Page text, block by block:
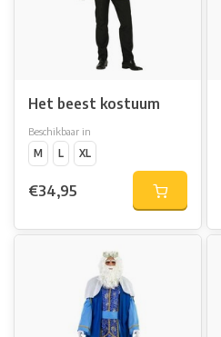
Het beest kostuum
Beschikbaar in
M
L XL
€34,95